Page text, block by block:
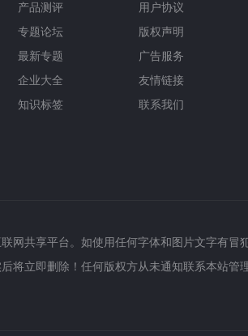
产品测评
专题论坛
最新专题
企业大全
知识标签
用户协议
版权声明
广告服务
友情链接
联系我们
网共享平台。如使用任何字体和图片文字有
将立即删除！任何版权方从未通知联系本站